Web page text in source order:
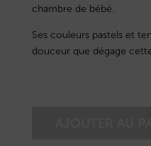
chambre de bébé.
Ses couleurs pastels et
douceur que dégage